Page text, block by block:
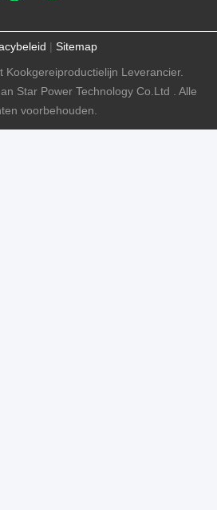
| Sitemap
Kookgereiproductielijn Leverancier.
Star Power Technology Co.Ltd . Alle
voorbehouden.